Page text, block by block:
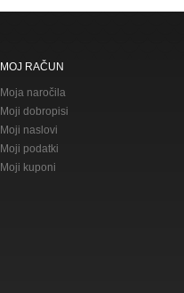
MOJ RAČUN
Moja naročila
Moji dobropisi
Moji naslovi
Moji podatki
Moji kuponi